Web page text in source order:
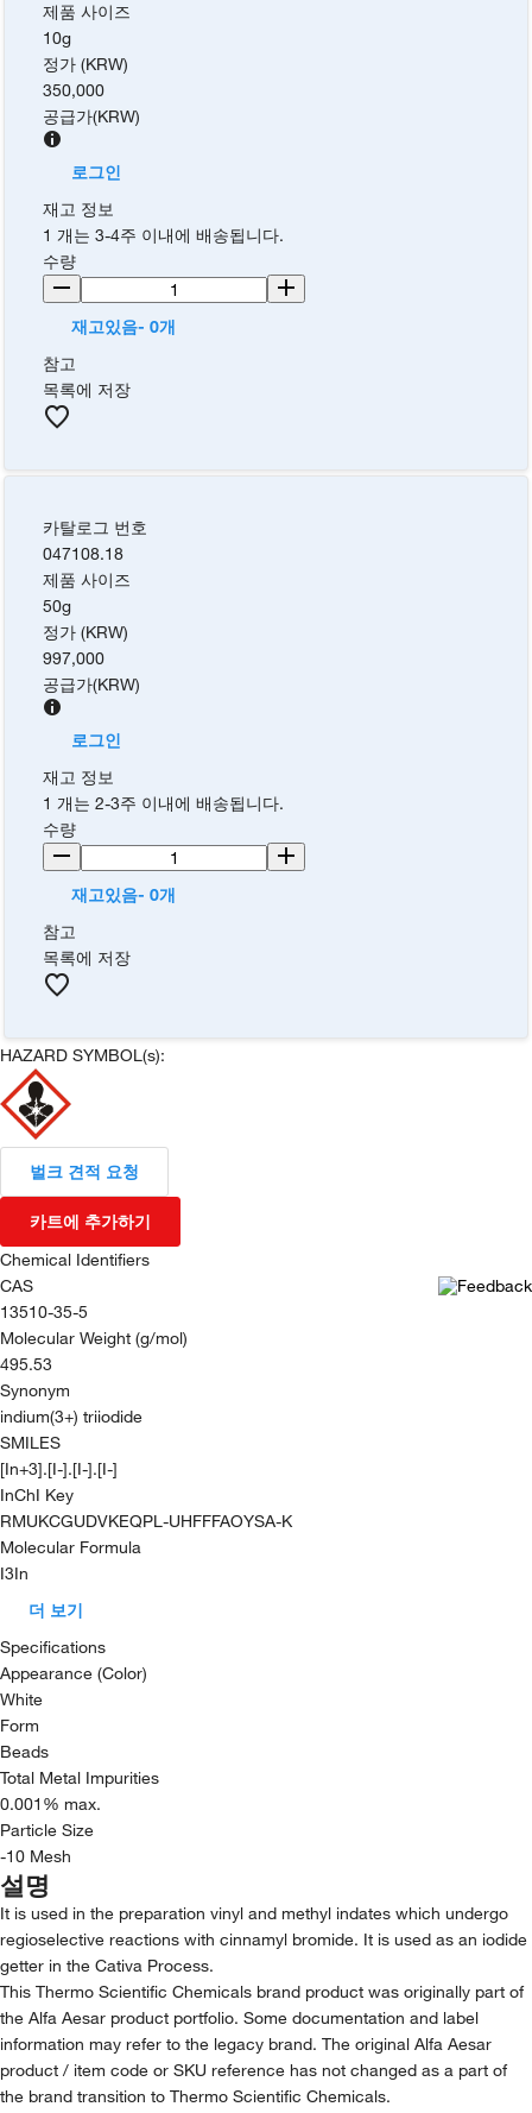
제품 사이즈
10g
정가 (KRW)
350,000
공급가(KRW)
로그인
재고 정보
1 개는 3-4주 이내에 배송됩니다.
수량
재고있음- 0개
참고
목록에 저장
카탈로그 번호
047108.18
제품 사이즈
50g
정가 (KRW)
997,000
공급가(KRW)
로그인
재고 정보
1 개는 2-3주 이내에 배송됩니다.
수량
재고있음- 0개
참고
목록에 저장
HAZARD SYMBOL(s):
벌크 견적 요청
카트에 추가하기
Chemical Identifiers
CAS
13510-35-5
Molecular Weight (g/mol)
495.53
Synonym
indium(3+) triiodide
SMILES
[In+3].[I-].[I-].[I-]
InChI Key
RMUKCGUDVKEQPL-UHFFFAOYSA-K
Molecular Formula
I3In
더 보기
Specifications
Appearance (Color)
White
Form
Beads
Total Metal Impurities
0.001% max.
Particle Size
-10 Mesh
설명
It is used in the preparation vinyl and methyl indates which undergo
regioselective reactions with cinnamyl bromide. It is used as an iodide
getter in the Cativa Process.
This Thermo Scientific Chemicals brand product was originally part of
the Alfa Aesar product portfolio. Some documentation and label
information may refer to the legacy brand. The original Alfa Aesar
product / item code or SKU reference has not changed as a part of
the brand transition to Thermo Scientific Chemicals.